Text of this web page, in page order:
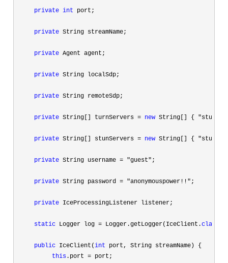
private int port;
private String streamName;
private Agent agent;
private String localSdp;
private String remoteSdp;
private String[] turnServers = new String[] {
private String[] stunServers = new String[] {
private String username = "guest" ;
private String password = "anonymouspower!!" ;
private IceProcessingListener listener;
static Logger log = Logger.getLogger(IceClient.class
public IceClient(int port, String streamName) {
this .port = port;